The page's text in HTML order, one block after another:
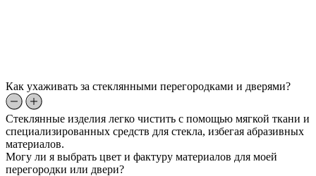
Как ухаживать за стеклянными перегородками и дверями?
Стеклянные изделия легко чистить с помощью мягкой ткани и
специализированных средств для стекла, избегая абразивных
материалов.
Могу ли я выбрать цвет и фактуру материалов для моей
перегородки или двери?